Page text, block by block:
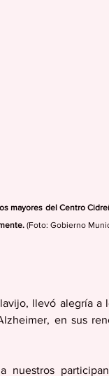
mayores del Centro
(Foto: Gobierno
llevó alegría
en sus
nuestros